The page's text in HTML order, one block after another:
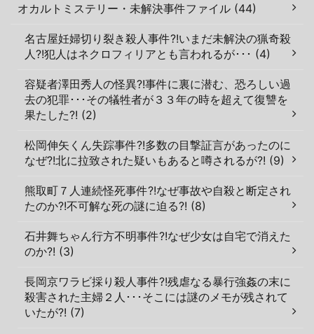
オカルトミステリー・未解決事件ファイル (44)
名古屋妊婦切り裂き殺人事件?!いまだ未解決の猟奇殺
人?!犯人はネクロフィリアとも言われるが･･･ (4)
容疑者澤田秀人の怪異?!事件に裏に潜む、恐ろしい過
去の犯罪･･･その犠牲者が３３年の時を超えて復讐を
果たした?! (2)
松岡伸矢くん失踪事件?!多数の目撃証言があったのに
なぜ?!北に拉致された疑いもあると噂されるが?! (9)
熊取町７人連続怪死事件?!なぜ事故や自殺と断定され
たのか?!不可解な死の謎に迫る?! (8)
石井舞ちゃん行方不明事件?!なぜ少女は自宅で消えた
のか?! (3)
長岡京ワラビ採り殺人事件?!残虐なる暴行強姦の末に
殺害された主婦２人･･･そこには謎のメモが残されて
いたが?! (7)